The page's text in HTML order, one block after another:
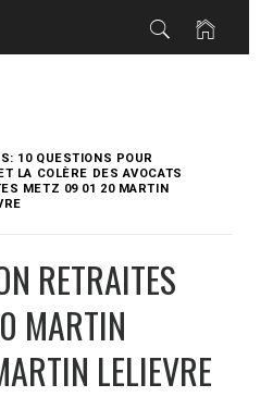
10 QUESTIONS POUR
LA COLÈRE DES AVOCATS
METZ 09 01 20 MARTIN
RETRAITES
MARTIN
LELIEVRE